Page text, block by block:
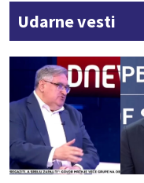
Udarne vesti